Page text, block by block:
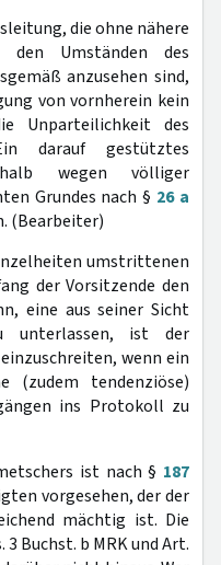
die ohne nähere
Umständen des
anzusehen sind,
von vornherein kein
Unparteilichkeit des
darauf gestütztes
wegen völliger
Grundes nach § 26 a
(Bearbeiter)
umstrittenen
der Vorsitzende den
eine aus seiner Sicht
unterlassen, ist der
wenn ein
(zudem tendenziöse)
ins Protokoll zu
ist nach § 187
vorgesehen, der der
mächtig ist. Die
3 Buchst. b MRK und Art.